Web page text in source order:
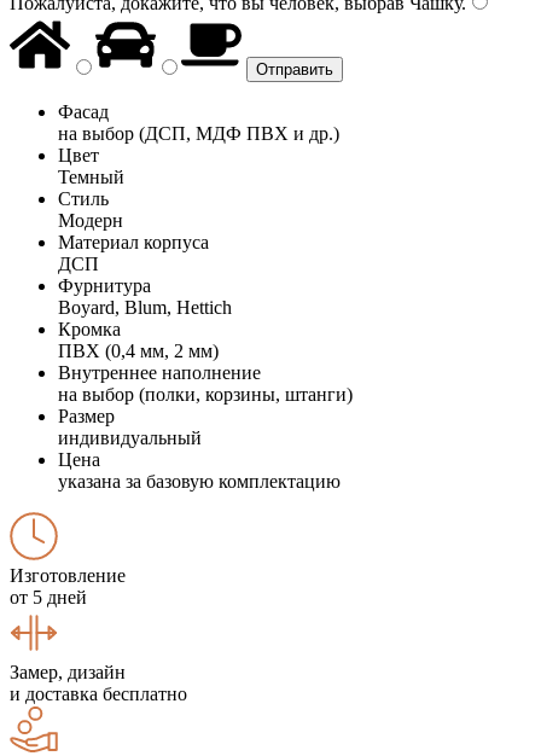
Фасад
на выбор (ДСП, МДФ ПВХ и др.)
Цвет
Темный
Стиль
Модерн
Материал корпуса
ДСП
Фурнитура
Boyard, Blum, Hettich
Кромка
ПВХ (0,4 мм, 2 мм)
Внутреннее наполнение
на выбор (полки, корзины, штанги)
Размер
индивидуальный
Цена
указана за базовую комплектацию
Изготовление
от 5 дней
Замер, дизайн
и доставка бесплатно